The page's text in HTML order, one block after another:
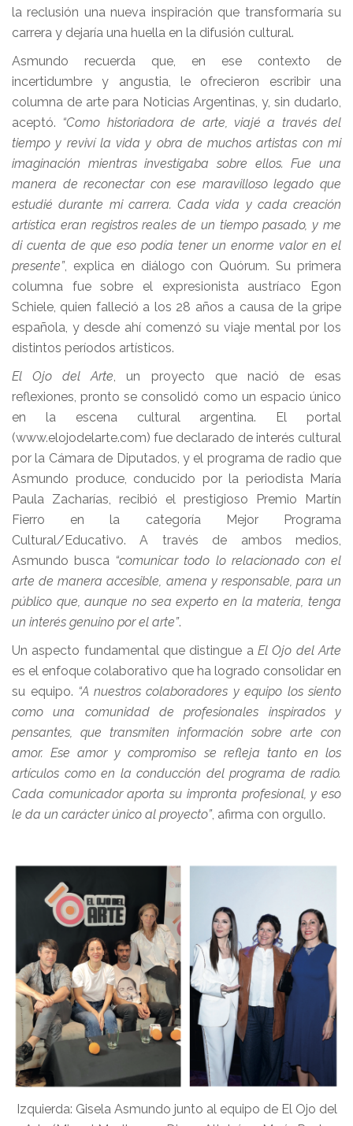
la reclusión una nueva inspiración que transformaría su
carrera y dejaría una huella en la difusión cultural.
Asmundo recuerda que, en ese contexto de
incertidumbre y angustia, le ofrecieron escribir una
columna de arte para Noticias Argentinas, y, sin dudarlo,
aceptó. “Como historiadora de arte, viajé a través del
tiempo y reviví la vida y obra de muchos artistas con mi
imaginación mientras investigaba sobre ellos. Fue una
manera de reconectar con ese maravilloso legado que
estudié durante mi carrera. Cada vida y cada creación
artística eran registros reales de un tiempo pasado, y me
di cuenta de que eso podía tener un enorme valor en el
presente”, explica en diálogo con Quórum. Su primera
columna fue sobre el expresionista austríaco Egon
Schiele, quien falleció a los 28 años a causa de la gripe
española, y desde ahí comenzó su viaje mental por los
distintos períodos artísticos.
El Ojo del Arte, un proyecto que nació de esas
reflexiones, pronto se consolidó como un espacio único
en la escena cultural argentina. El portal
(www.elojodelarte.com) fue declarado de interés cultural
por la Cámara de Diputados, y el programa de radio que
Asmundo produce, conducido por la periodista María
Paula Zacharías, recibió el prestigioso Premio Martín
Fierro en la categoría Mejor Programa
Cultural/Educativo. A través de ambos medios,
Asmundo busca “comunicar todo lo relacionado con el
arte de manera accesible, amena y responsable, para un
público que, aunque no sea experto en la materia, tenga
un interés genuino por el arte”.
Un aspecto fundamental que distingue a El Ojo del Arte
es el enfoque colaborativo que ha logrado consolidar en
su equipo. “A nuestros colaboradores y equipo los siento
como una comunidad de profesionales inspirados y
pensantes, que transmiten información sobre arte con
amor. Ese amor y compromiso se refleja tanto en los
artículos como en la conducción del programa de radio.
Cada comunicador aporta su impronta profesional, y eso
le da un carácter único al proyecto”, afirma con orgullo.
Izquierda: Gisela Asmundo junto al equipo de El Ojo del